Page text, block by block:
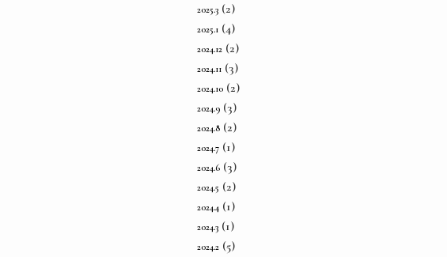
2025.3 (2)
2025.1 (4)
2024.12 (2)
2024.11 (3)
2024.10 (2)
2024.9 (3)
2024.8 (2)
2024.7 (1)
2024.6 (3)
2024.5 (2)
2024.4 (1)
2024.3 (1)
2024.2 (5)